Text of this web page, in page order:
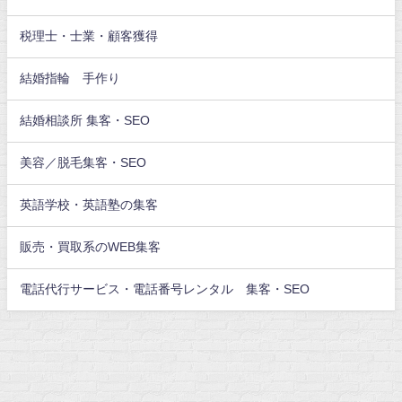
税理士・士業・顧客獲得
結婚指輪 手作り
結婚相談所 集客・SEO
美容／脱毛集客・SEO
英語学校・英語塾の集客
販売・買取系のWEB集客
電話代行サービス・電話番号レンタル 集客・SEO